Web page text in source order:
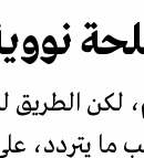
الطريق
ما يتردد،